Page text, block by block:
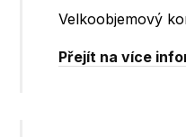
Velkoobjemový
Přejít na více